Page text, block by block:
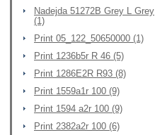
Nadejda 51272B Grey L Grey
(1)
Print 05_122_50650000 (1)
Print 1236b5r R 46 (5)
Print 1286E2R R93 (8)
Print 1559a1r 100 (9)
Print 1594 a2r 100 (9)
Print 2382a2r 100 (6)